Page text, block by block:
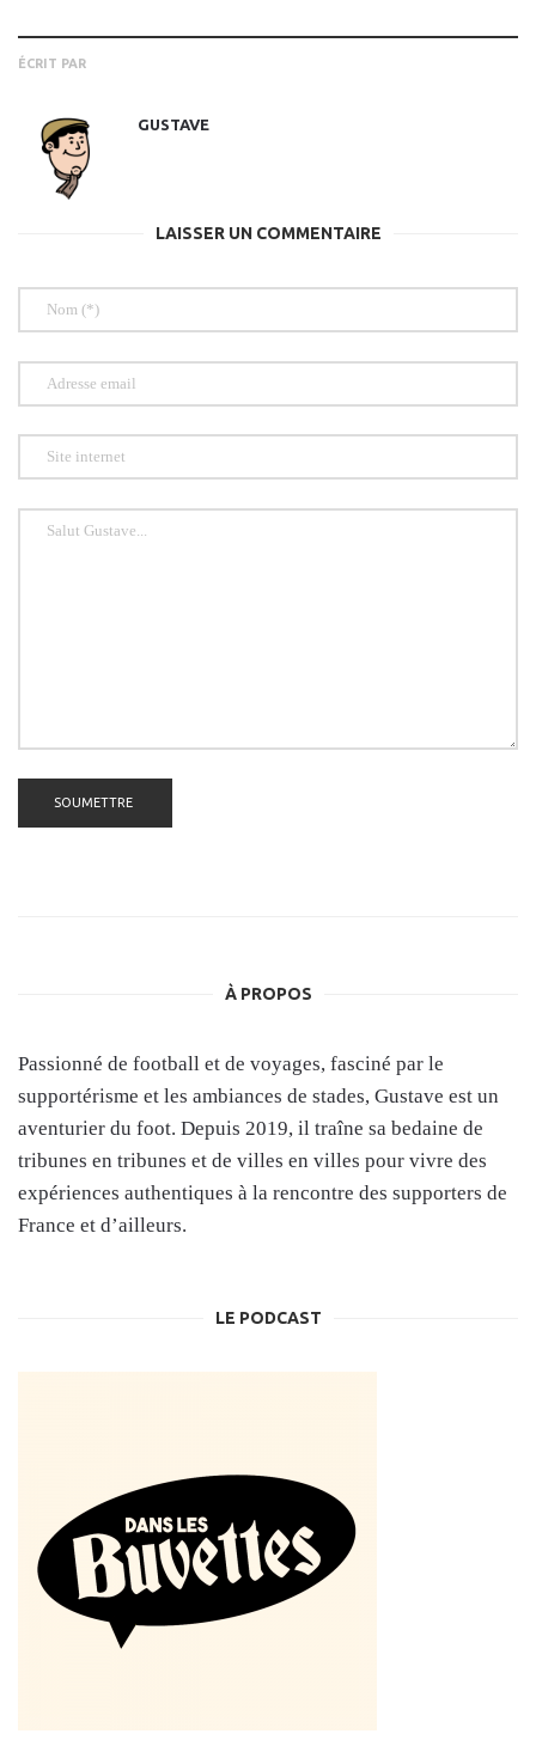
ÉCRIT PAR
GUSTAVE
LAISSER UN COMMENTAIRE
À PROPOS
Passionné de football et de voyages, fasciné par le
supportérisme et les ambiances de stades, Gustave est un
aventurier du foot. Depuis 2019, il traîne sa bedaine de
tribunes en tribunes et de villes en villes pour vivre des
expériences authentiques à la rencontre des supporters de
France et d’ailleurs.
LE PODCAST